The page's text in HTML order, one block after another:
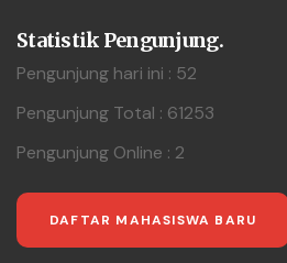
Statistik Pengunjung.
Pengunjung hari ini : 52
Pengunjung Total : 61253
Pengunjung Online : 2
DAFTAR MAHASISWA BARU